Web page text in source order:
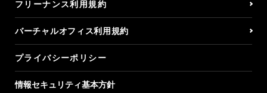
フリーナンス利用規約
バーチャルオフィス利用規約
プライバシーポリシー
情報セキュリティ基本方針